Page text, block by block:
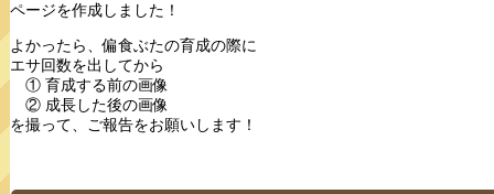
ページを作成しました！
よかったら、偏食ぶたの育成の際に
エサ回数を出してから
① 育成する前の画像
② 成長した後の画像
を撮って、ご報告をお願いします！